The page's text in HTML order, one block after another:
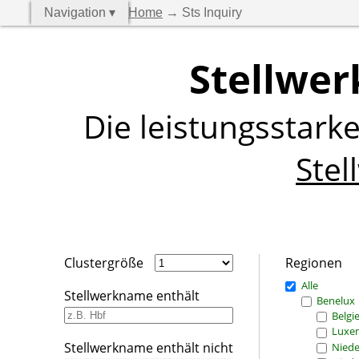
Navigation ▾ Home → Sts Inquiry
Die
Clustergröße
Stellwerkname enthält
Stellwerkname enthält nicht
Regionen
Alle
Benelux